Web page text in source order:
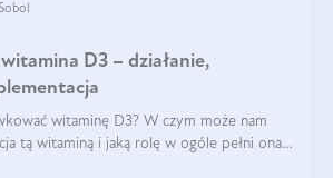
D3 – działanie,
witaminę D3? W czym może nam
tą witaminą i jaką rolę w ogóle pełni ona